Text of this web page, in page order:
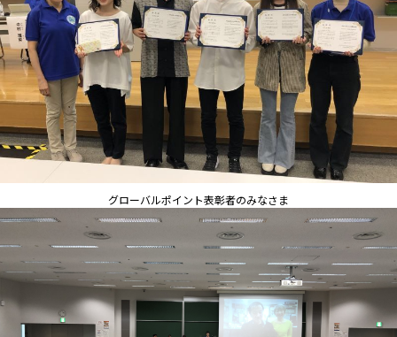
グローバルポイント表彰者のみなさま